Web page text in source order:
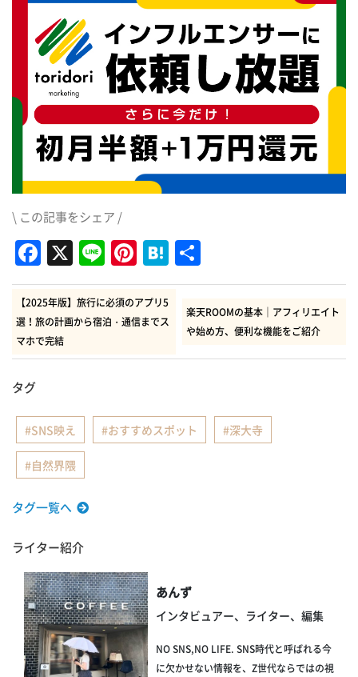
\ この記事をシェア /
Facebook
X LinePinterest
Hatena
有
【2025年版】旅行に必須のアプリ5
選！旅の計画から宿泊・通信までス
マホで完結
楽天ROOMの基本｜アフィリエイト
や始め方、便利な機能をご紹介
タグ
SNS映え おすすめスポット 深大寺
自然界隈
タグ一覧へ
ライター紹介
あんず
インタビュアー、ライター、編集
NO SNS,NO LIFE. SNS時代と呼ばれる今
に欠かせない情報を、Z世代ならではの視